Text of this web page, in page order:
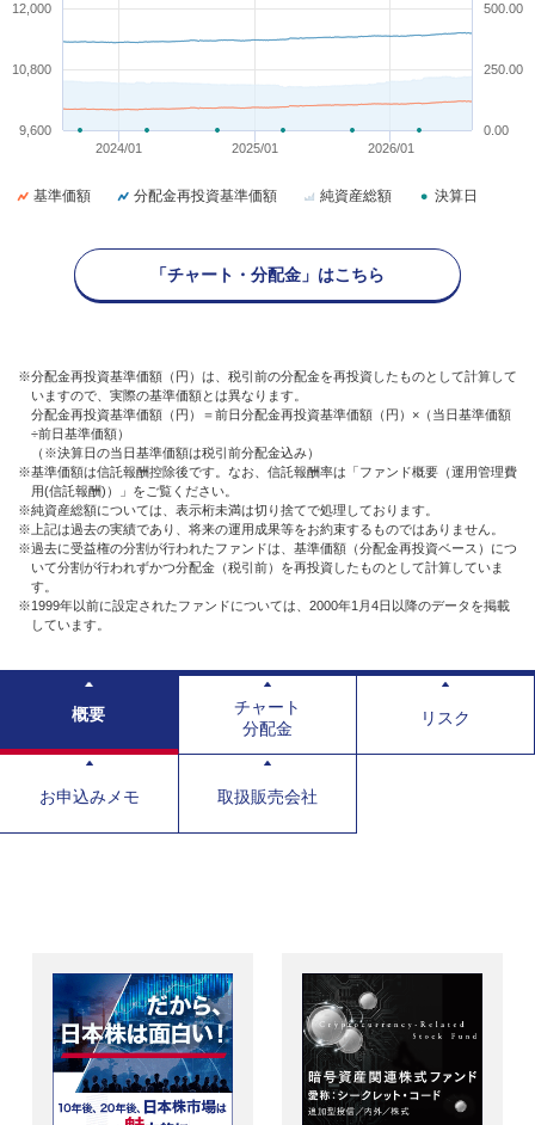
2024/01 2025/01 2026/01
9,600
10,800
12,000
0.00
250.00
500.00
基準価額 分配金再投資基準価額 純資産総額 決算日
「チャート・分配金」はこちら
※分配金再投資基準価額（円）は、税引前の分配金を再投資したものとして計算して
いますので、実際の基準価額とは異なります。
分配金再投資基準価額（円）＝前日分配金再投資基準価額（円）×（当日基準価額
÷前日基準価額）
（※決算日の当日基準価額は税引前分配金込み）
※基準価額は信託報酬控除後です。なお、信託報酬率は「ファンド概要（運用管理費
用(信託報酬)）」をご覧ください。
※純資産総額については、表示桁未満は切り捨てで処理しております。
※上記は過去の実績であり、将来の運用成果等をお約束するものではありません。
※過去に受益権の分割が行われたファンドは、基準価額（分配金再投資ベース）につ
いて分割が行われずかつ分配金（税引前）を再投資したものとして計算していま
す。
※1999年以前に設定されたファンドについては、2000年1月4日以降のデータを掲載
しています。
概要
チャート
分配金
リスク
お申込みメモ 取扱販売会社